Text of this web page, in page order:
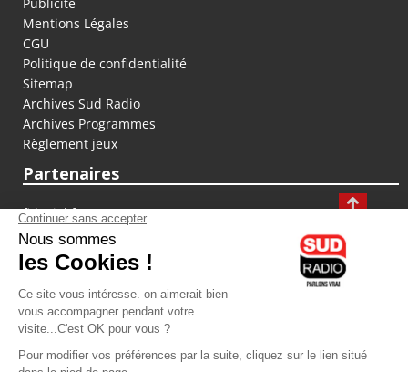
Mentions Légales
CGU
Politique de confidentialité
Sitemap
Archives Sud Radio
Archives Programmes
Règlement jeux
Partenaires
fiducial.fr
lyoncapitale.fr
olympique-et-lyonnais.com
L'application Iphone / Android
Téléchargez l'application